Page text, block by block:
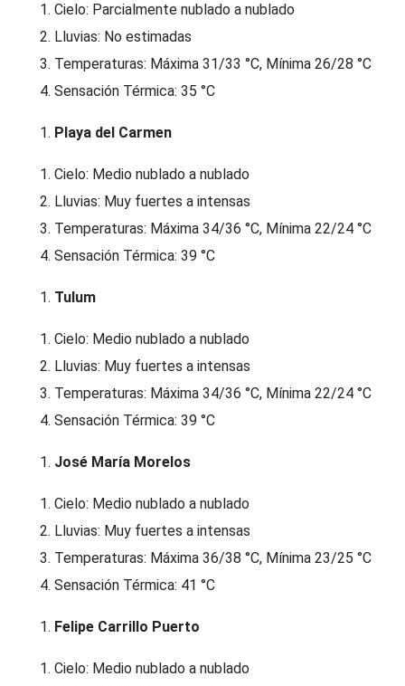
Cielo: Parcialmente nublado a nublado
Lluvias: No estimadas
Temperaturas: Máxima 31/33 °C, Mínima 26/28 °C
Sensación Térmica: 35 °C
Playa del Carmen
Cielo: Medio nublado a nublado
Lluvias: Muy fuertes a intensas
Temperaturas: Máxima 34/36 °C, Mínima 22/24 °C
Sensación Térmica: 39 °C
Tulum
Cielo: Medio nublado a nublado
Lluvias: Muy fuertes a intensas
Temperaturas: Máxima 34/36 °C, Mínima 22/24 °C
Sensación Térmica: 39 °C
José María Morelos
Cielo: Medio nublado a nublado
Lluvias: Muy fuertes a intensas
Temperaturas: Máxima 36/38 °C, Mínima 23/25 °C
Sensación Térmica: 41 °C
Felipe Carrillo Puerto
Cielo: Medio nublado a nublado